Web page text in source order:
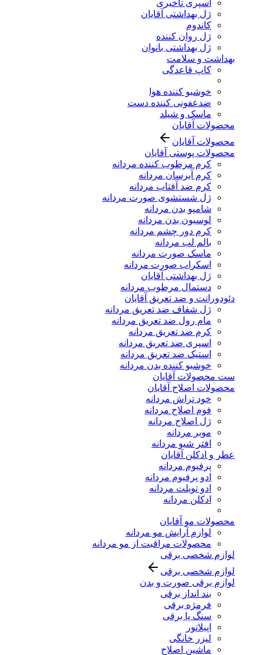
اسپری تاخیری
ژل بهداشتی آقایان
کاندوم
ژل روان کننده
ژل بهداشتی بانوان
بهداشت و سلامت
کاپ قاعدگی
خوشبو کننده هوا
ضدعفونی کننده دست
ماسک و شیلد
محصولات آقایان
محصولات آقایان
محصولات پوستی آقایان
کرم مرطوب کننده مردانه
کرم آبرسان مردانه
کرم ضد آفتاب مردانه
ژل شستشوی صورت مردانه
شامپو بدن مردانه
لوسیون بدن مردانه
کرم دور چشم مردانه
بالم لب مردانه
ماسک صورت مردانه
اسکراب صورت مردانه
ژل بهداشتی آقایان
دستمال مرطوب مردانه
دئودورانت و ضد تعریق آقایان
ژل شفاف ضد تعریق مردانه
مام رول ضد تعریق مردانه
کرم ضد تعریق مردانه
اسپری ضد تعریق مردانه
استیک ضد تعریق مردانه
خوشبو کننده بدن مردانه
ست محصولات آقایان
محصولات اصلاح آقایان
خود تراش مردانه
فوم اصلاح مردانه
ژل اصلاح مردانه
موبر مردانه
افتر شیو مردانه
عطر و ادکلن آقایان
پرفیوم مردانه
ادو پرفیوم مردانه
ادو تویلت مردانه
ادکلن مردانه
محصولات مو آقایان
لوازم آرایش مو مردانه
محصولات مراقبت از مو مردانه
لوازم شخصی برقی
لوازم شخصی برقی
لوازم برقی صورت و بدن
بند انداز برقی
فرمژه برقی
سنگ پا برقی
اپیلاتور
لیزر خانگی
ماشین اصلاح